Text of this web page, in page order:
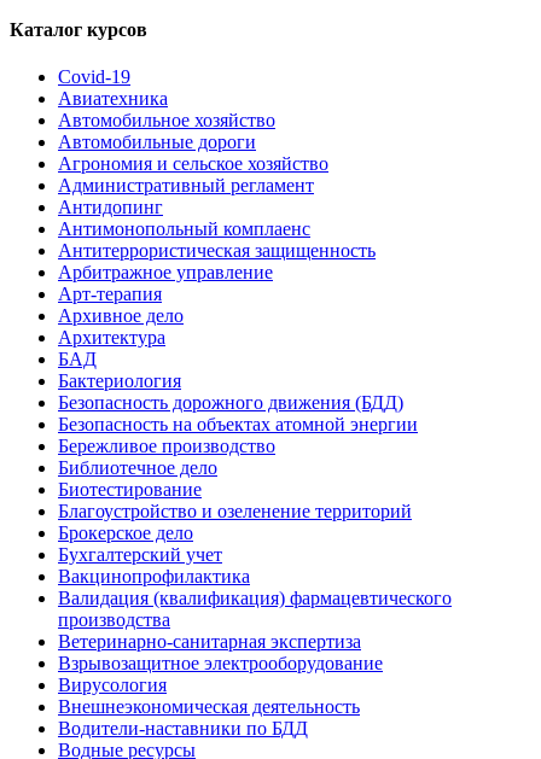
Каталог курсов
Covid-19
Авиатехника
Автомобильное хозяйство
Автомобильные дороги
Агрономия и сельское хозяйство
Административный регламент
Антидопинг
Антимонопольный комплаенс
Антитеррористическая защищенность
Арбитражное управление
Арт-терапия
Архивное дело
Архитектура
БАД
Бактериология
Безопасность дорожного движения (БДД)
Безопасность на объектах атомной энергии
Бережливое производство
Библиотечное дело
Биотестирование
Благоустройство и озеленение территорий
Брокерское дело
Бухгалтерский учет
Вакцинопрофилактика
Валидация (квалификация) фармацевтического
производства
Ветеринарно-санитарная экспертиза
Взрывозащитное электрооборудование
Вирусология
Внешнеэкономическая деятельность
Водители-наставники по БДД
Водные ресурсы